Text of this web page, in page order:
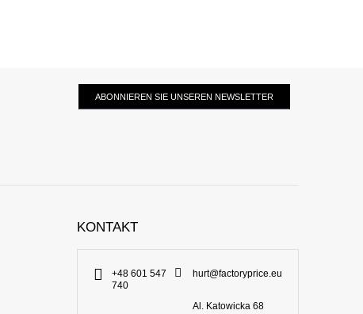
ABONNIEREN SIE UNSEREN NEWSLETTER
KONTAKT
+48 601 547
740
hurt@factoryprice.eu
Al. Katowicka 68